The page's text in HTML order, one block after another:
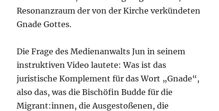
Resonanzraum der von der Kirche verkündeten
Gnade Gottes.
Die Frage des Medienanwalts Jun in seinem
instruktiven Video lautete: Was ist das
juristische Komplement für das Wort „Gnade“,
also das, was die Bischöfin Budde für die
Migrant:innen, die Ausgestoßenen, die